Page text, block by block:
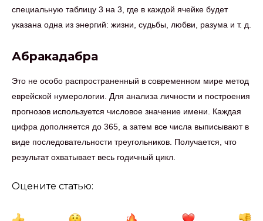
специальную таблицу 3 на 3, где в каждой ячейке будет
указана одна из энергий: жизни, судьбы, любви, разума и т. д.
Абракадабра
Это не особо распространенный в современном мире метод
еврейской нумерологии. Для анализа личности и построения
прогнозов используется числовое значение имени. Каждая
цифра дополняется до 365, а затем все числа выписывают в
виде последовательности треугольников. Получается, что
результат охватывает весь годичный цикл.
Оцените статью: